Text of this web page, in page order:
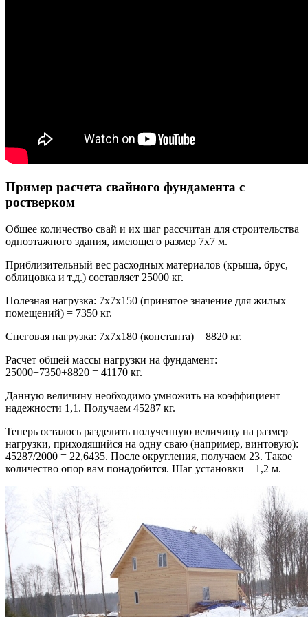
Пример расчета свайного фундамента с
ростверком
Общее количество свай и их шаг рассчитан для строительства
одноэтажного здания, имеющего размер 7х7 м.
Приблизительный вес расходных материалов (крыша, брус,
облицовка и т.д.) составляет 25000 кг.
Полезная нагрузка: 7х7х150 (принятое значение для жилых
помещений) = 7350 кг.
Снеговая нагрузка: 7х7х180 (константа) = 8820 кг.
Расчет общей массы нагрузки на фундамент:
25000+7350+8820 = 41170 кг.
Данную величину необходимо умножить на коэффициент
надежности 1,1. Получаем 45287 кг.
Теперь осталось разделить полученную величину на размер
нагрузки, приходящийся на одну сваю (например, винтовую):
45287/2000 = 22,6435. После округления, получаем 23. Такое
количество опор вам понадобится. Шаг установки – 1,2 м.